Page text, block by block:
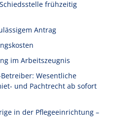
frühzeitig
Antrag
im Arbeitszeugnis
Wesentliche
und Pachtrecht ab sofort
in der Pflegeeinrichtung –